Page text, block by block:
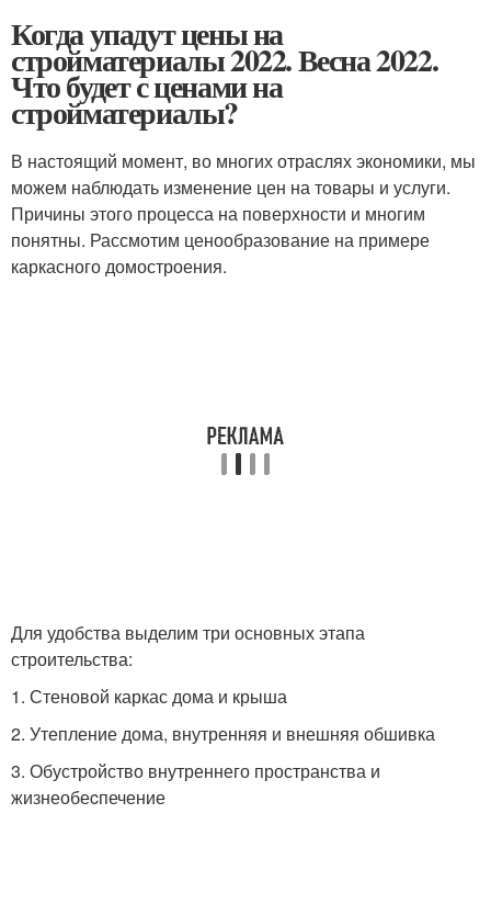
Когда упадут цены на
стройматериалы 2022. Весна 2022.
Что будет с ценами на
стройматериалы?
В настоящий момент, во многих отраслях экономики, мы
можем наблюдать изменение цен на товары и услуги.
Причины этого процесса на поверхности и многим
понятны. Рассмотим ценообразование на примере
каркасного домостроения.
Для удобства выделим три основных этапа
строительства:
1. Стеновой каркас дома и крыша
2. Утепление дома, внутренняя и внешняя обшивка
3. Обустройство внутреннего пространства и
жизнеобеcпечение